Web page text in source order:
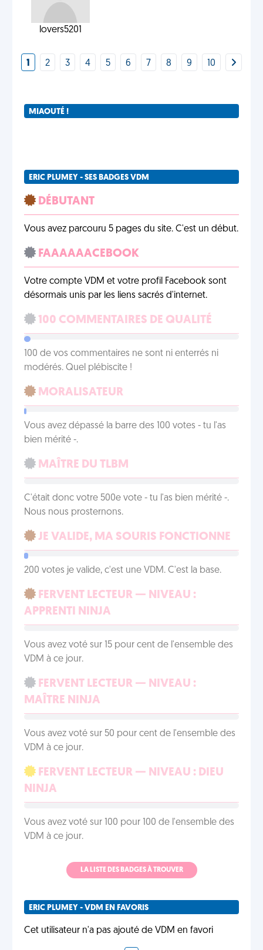
lovers5201
1 2 3 4 5 6 7 8 9 10
MIAOUTÉ !
ERIC PLUMEY - SES BADGES VDM
DÉBUTANT
Vous avez parcouru 5 pages du site. C'est un début.
FAAAAAACEBOOK
Votre compte VDM et votre profil Facebook sont
désormais unis par les liens sacrés d'internet.
100 COMMENTAIRES DE QUALITÉ
100 de vos commentaires ne sont ni enterrés ni
modérés. Quel plébiscite !
MORALISATEUR
Vous avez dépassé la barre des 100 votes - tu l'as
bien mérité -.
MAÎTRE DU TLBM
C'était donc votre 500e vote - tu l'as bien mérité -.
Nous nous prosternons.
JE VALIDE, MA SOURIS FONCTIONNE
200 votes je valide, c'est une VDM. C'est la base.
FERVENT LECTEUR — NIVEAU :
APPRENTI NINJA
Vous avez voté sur 15 pour cent de l'ensemble des
VDM à ce jour.
FERVENT LECTEUR — NIVEAU :
MAÎTRE NINJA
Vous avez voté sur 50 pour cent de l'ensemble des
VDM à ce jour.
FERVENT LECTEUR — NIVEAU : DIEU
NINJA
Vous avez voté sur 100 pour 100 de l'ensemble des
VDM à ce jour.
LA LISTE DES BADGES À TROUVER
ERIC PLUMEY - VDM EN FAVORIS
Cet utilisateur n'a pas ajouté de VDM en favori